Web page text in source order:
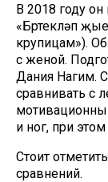
В 2018 году
«Бөртекләп
крупицам»).
с женой.
Дания Нагим.
сравнивать с
и ног, при
Стоит
сравнений.